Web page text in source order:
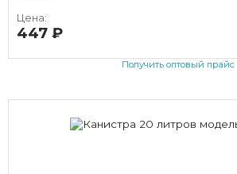
Цена:
447
Получить оптовый прайс